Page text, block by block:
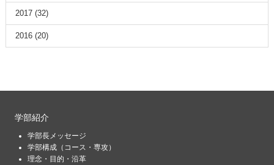
2017(32)
2016(20)
学部紹介
学部長メッセージ
学部構成（コース・専攻）
理念・目的・沿革